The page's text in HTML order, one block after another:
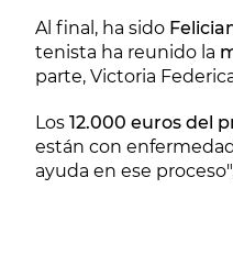
Al final, ha sido
tenista ha reunido la
parte, Victoria
Los 12.000 euros del
están con
ayuda en ese